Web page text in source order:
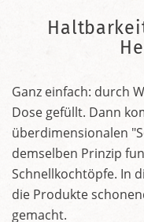
Ganz einfach: durch
Dose gefüllt. Dann
überdimensionalen
demselben Prinzip
Schnellkochtöpfe. In
die Produkte
gemacht.